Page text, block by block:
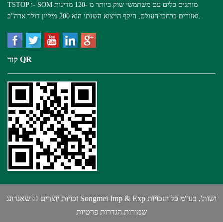
TSTOP ו- SOM מותגים כלים עם משתמשי שוק ביותר מ -120 מדינות
ואזורים ברחבי העולם, היקף הייצוא השנתי הוא 200 מיליון דולר ארה"ב.
קוד QR
זכויות יוצרים © שאנדונג Songmei Imp & Exp ושות', בע"מ כל הזכויות
שמורות.הגדרות פרטיות